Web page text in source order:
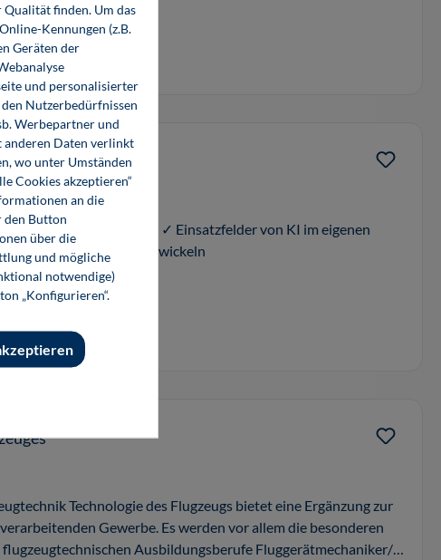
einordnen
KI-Anwendungsfälle ✓ Einsatzfelder von KI im eigenen
den eigenen Betrieb entwickeln
Technologie des Flugzeugs bietet eine Ergänzung zur
Gewerbe. Es werden vor allem die besonderen
flugzeugtechnischen Ausbildungsberufe Fluggerätmechaniker/in
finden. Um das
Kennungen (z.B.
Geräten der
und personalisierter
Nutzerbedürfnissen
Werbepartner und
anderen Daten verlinkt
wo unter Umständen
Cookies akzeptieren“
an die
den Button
über die
und mögliche
notwendige)
„Konfigurieren“.